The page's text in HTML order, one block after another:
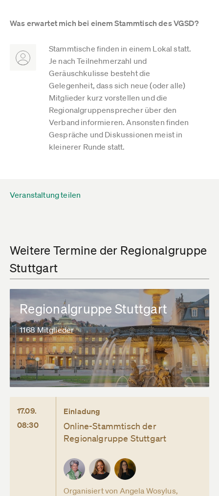
Was erwartet mich bei einem Stammtisch des VGSD?
Stammtische finden in einem Lokal statt.
Je nach Teilnehmerzahl und
Geräuschkulisse besteht die
Gelegenheit, dass sich neue (oder alle)
Mitglieder kurz vorstellen und die
Regionalgruppensprecher über den
Verband informieren. Ansonsten finden
Gespräche und Diskussionen meist in
kleinerer Runde statt.
Veranstaltung teilen
Weitere Termine der Regionalgruppe
Stuttgart
Regionalgruppe Stuttgart
1168 Mitglieder
17.09.
08:30
Einladung
Online-Stammtisch der
Regionalgruppe Stuttgart
Organisiert von Angela Wosylus,